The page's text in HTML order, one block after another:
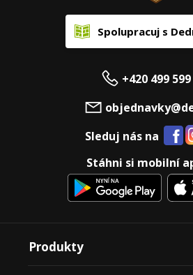
Spolupracuj s
+420 499
Sleduj nás na
Stáhni si mobilní
Produkty